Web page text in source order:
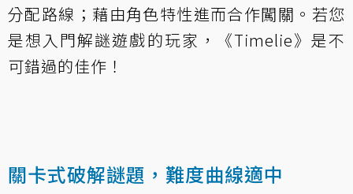
分配路線；藉由角色特性進而合作闖關。若您
是想入門解謎遊戲的玩家，《Timelie》是不
可錯過的佳作！
關卡式破解謎題，難度曲線適中